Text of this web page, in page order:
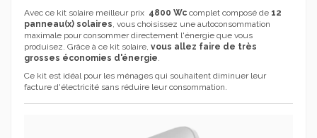
Avec ce kit solaire meilleur prix 4800 Wc complet composé de 12
panneau(x) solaires , vous choisissez une autoconsommation
maximale pour consommer directement l'énergie que vous
produisez. Grâce à ce kit solaire, vous allez faire de très
grosses économies d'énergie
Ce kit est idéal pour les ménages qui souhaitent diminuer leur
facture d'électricité sans réduire leur consommation.